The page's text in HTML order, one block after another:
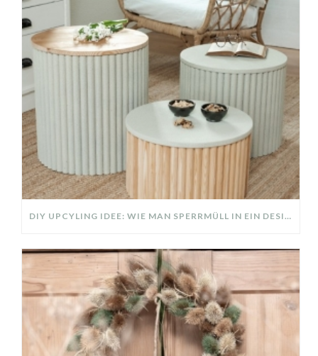
DIY UPCYLING IDEE: WIE MAN SPERRMÜLL IN EIN DESIGNER TEIL VERWANDELT